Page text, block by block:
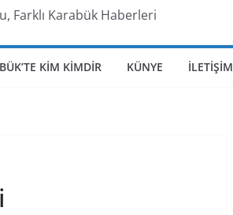
Farklı Karabük Haberleri
KIM KIMDIR KÜNYE İLETIŞIM